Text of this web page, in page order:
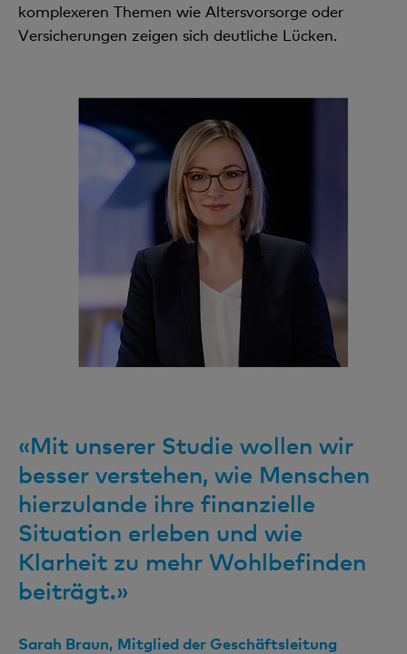
komplexeren Themen wie Altersvorsorge oder
Versicherungen zeigen sich deutliche Lücken.
«Mit unserer Studie wollen wir
besser verstehen, wie Menschen
hierzulande ihre finanzielle
Situation erleben und wie
Klarheit zu mehr Wohlbefinden
beiträgt.»
Sarah Braun, Mitglied der Geschäftsleitung